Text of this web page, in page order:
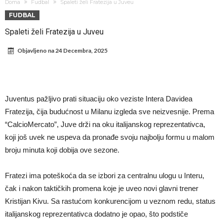
Infantino i ljubavnička veza: Kontroverzni detalji i novčana isplata iz
Mudrik se vratio na teren nakon više od 600 dana. Odmah ide na
pozajmicu?
Real Madrid je doneo odluku: Endrick prelazi u Premijer ligu!
Doma Fudbal Spaleti želi Fratezija u Juveu
FUDBAL
Spaleti želi Fratezija u Juveu
Objavljeno na24 Decembra, 2025
Juventus pažljivo prati situaciju oko veziste Intera Davidea
Fratezija, čija budućnost u Milanu izgleda sve neizvesnije. Prema
“CalcioMercato”, Juve drži na oku italijanskog reprezentativca,
koji još uvek ne uspeva da pronađe svoju najbolju formu u malom
broju minuta koji dobija ove sezone.
Fratezi ima poteškoća da se izbori za centralnu ulogu u Interu,
čak i nakon taktičkih promena koje je uveo novi glavni trener
Kristijan Kivu. Sa rastućom konkurencijom u veznom redu, status
italijanskog reprezentativca dodatno je opao, što podstiče